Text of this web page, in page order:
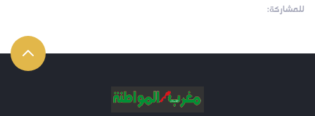
للمشاركة: